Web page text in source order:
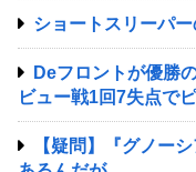
ショートスリーパ
Deフロントが優勝
ビュー戦1回7失点で
【疑問】『グノー